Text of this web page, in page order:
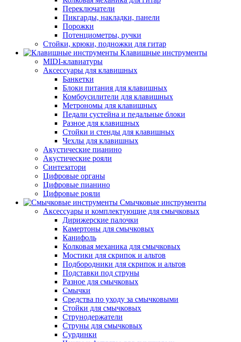
Переключатели
Пикгарды, накладки, панели
Порожки
Потенциометры, ручки
Стойки, крюки, подножки для гитар
Клавишные инструменты
MIDI-клавиатуры
Аксессуары для клавишных
Банкетки
Блоки питания для клавишных
Комбоусилители для клавишных
Метрономы для клавишных
Педали сустейна и педальные блоки
Разное для клавишных
Стойки и стенды для клавишных
Чехлы для клавишных
Акустические пианино
Акустические рояли
Синтезатори
Цифровые органы
Цифровые пианино
Цифровые рояли
Смычковые инструменты
Аксессуары и комплектующие для смычковых
Дирижерские палочки
Камертоны для смычковых
Канифоль
Колковая механика для смычковых
Мостики для скрипок и альтов
Подбородники для скрипок и альтов
Подставки под струны
Разное для смычковых
Смычки
Средства по уходу за смычковыми
Стойки для смычковых
Струнодержатели
Струны для смычковых
Сурдинки